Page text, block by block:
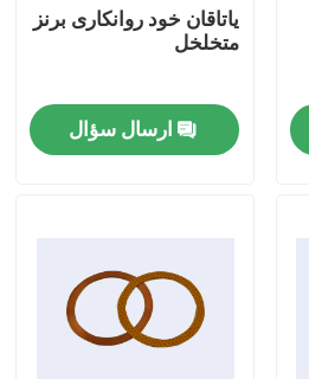
یاتاقان خود روانکاری برنز
متخلخل
ارسال سؤال